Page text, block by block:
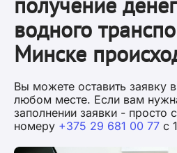
водного
Минске
Вы можете оставить заявку
любом месте. Если вам
заполнении заявки - просто
номеру +375 29 681 00 77 с